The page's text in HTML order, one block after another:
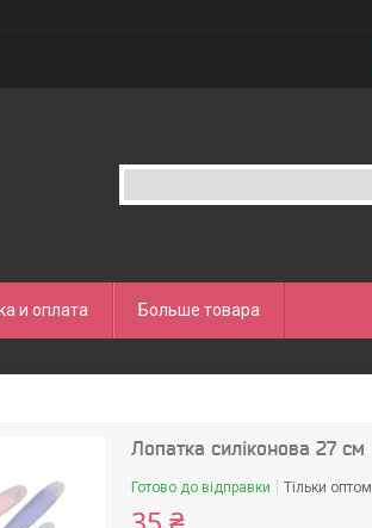
и оплата Больше товара
Лопатка силіконова 27 см
Готово до відправки Тільки оптом